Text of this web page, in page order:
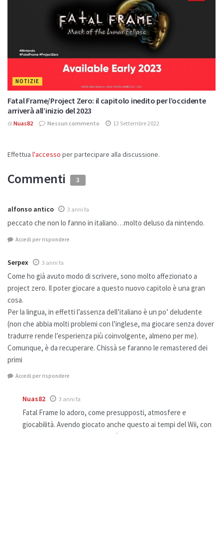
NOTIZIE
Fatal Frame/Project Zero: il capitolo inedito per l’occidente
arriverà all’inizio del 2023
di Nuas82 Nessun commento 13 Settembre 2022
Effettua l'accesso per partecipare alla discussione.
Commenti 3
alfonso antico 3 anni fa
peccato che non lo fanno in italiano…molto deluso da nintendo.
Accedi per rispondere
Serpex 3 anni fa
Come ho già avuto modo di scrivere, sono molto affezionato a
project zero. Il poter giocare a questo nuovo capitolo è una gran
cosa.
Per la lingua, in effetti l’assenza dell’italiano è un po’ deludente
(non che abbia molti problemi con l’inglese, ma giocare senza dover
tradurre rende l’esperienza più coinvolgente, almeno per me).
Comunque, è da recuperare. Chissà se faranno le remastered dei
primi
Accedi per rispondere
Nuas82 3 anni fa
Fatal Frame lo adoro, come presupposti, atmosfere e
giocabilità. Avendo giocato anche questo ai tempi del Wii, con
patch inglese, posso dirvi che è senza dubbio meglio del V,